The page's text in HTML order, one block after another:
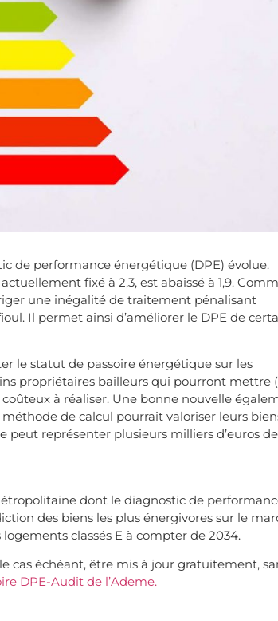
de performance énergétique (DPE) évolue.
fixé à 2,3, est abaissé à 1,9.
une inégalité de traitement pénalisant
Il permet ainsi d’améliorer le DPE de
le statut de passoire énergétique sur les
propriétaires bailleurs qui pourront mettre
à réaliser. Une bonne nouvelle
de calcul pourrait valoriser leurs
peut représenter plusieurs milliers d’euros de
dont le diagnostic de
des biens les plus énergivores sur le
classés E à compter de 2034.
cas échéant, être mis à jour gratuitement,
DPE-Audit de l’Ademe.